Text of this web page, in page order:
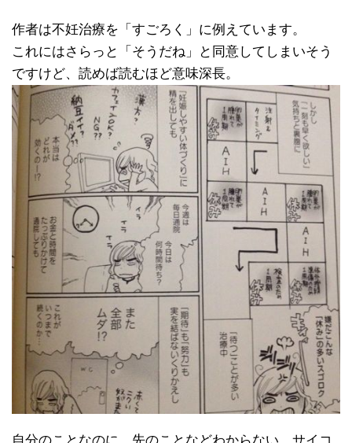
作者は不妊治療を「すごろく」に例えています。
これにはさらっと「そうだね」と同意してしまいそう
ですけど、読めば読むほど意味深長。